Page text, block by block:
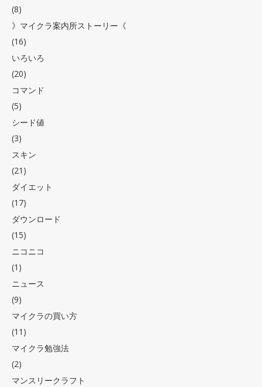
(8)
》マイクラ案内所ストーリー《
(16)
いろいろ
(20)
コマンド
(5)
シード値
(3)
スキン
(21)
ダイエット
(17)
ダウンロード
(15)
ニコニコ
(1)
ニュース
(9)
マイクラの買い方
(11)
マイクラ勉強法
(2)
マンスリークラフト